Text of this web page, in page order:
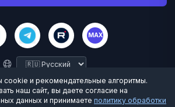
MAX
Вояж. Все права защищены.
и рекомендательные алгоритмы.
наш сайт, вы даете согласие на
данных и принимаете политику обработки